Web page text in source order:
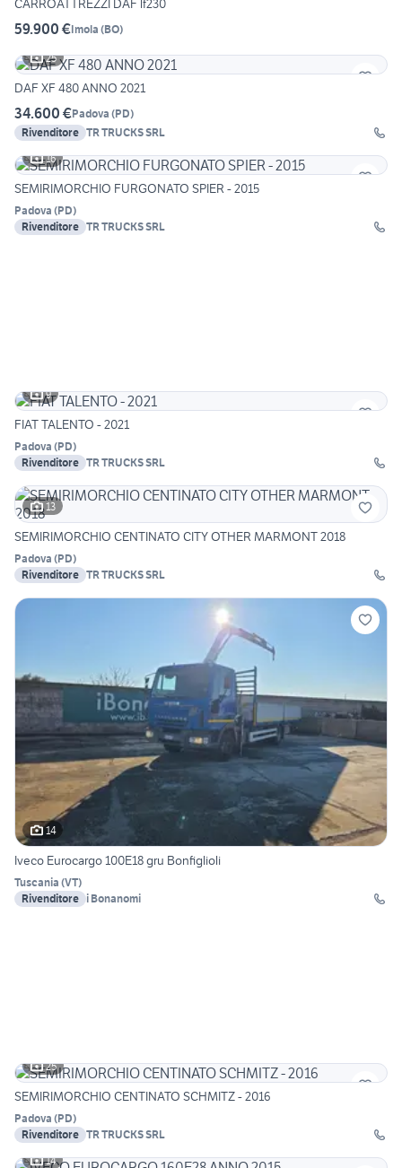
CARROATTREZZI DAF lf230
59.900 €Imola (BO)
25
DAF XF 480 ANNO 2021
34.600 €Padova (PD)
Rivenditore TR TRUCKS SRL
16
SEMIRIMORCHIO FURGONATO SPIER - 2015
Padova (PD)
Rivenditore TR TRUCKS SRL
9
FIAT TALENTO - 2021
Padova (PD)
Rivenditore TR TRUCKS SRL
13
SEMIRIMORCHIO CENTINATO CITY OTHER MARMONT 2018
Padova (PD)
Rivenditore TR TRUCKS SRL
14
Iveco Eurocargo 100E18 gru Bonfiglioli
Tuscania (VT)
Rivenditore i Bonanomi
25
SEMIRIMORCHIO CENTINATO SCHMITZ - 2016
Padova (PD)
Rivenditore TR TRUCKS SRL
14